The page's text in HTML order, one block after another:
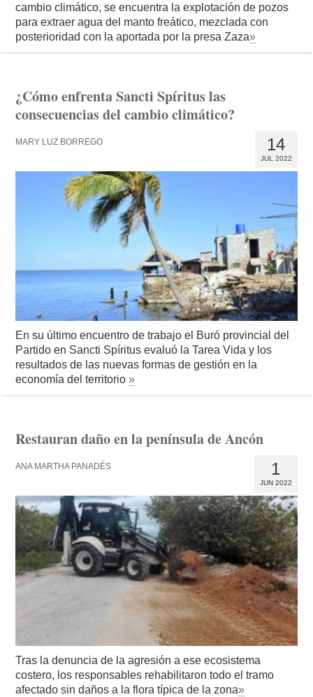
cambio climático, se encuentra la explotación de pozos
para extraer agua del manto freático, mezclada con
posterioridad con la aportada por la presa Zaza»
¿Cómo enfrenta Sancti Spíritus las
consecuencias del cambio climático?
14
JUL 2022
MARY LUZ BORREGO
En su último encuentro de trabajo el Buró provincial del
Partido en Sancti Spíritus evaluó la Tarea Vida y los
resultados de las nuevas formas de gestión en la
economía del territorio»
Restauran daño en la península de Ancón
1
JUN 2022
ANA MARTHA PANADÉS
Tras la denuncia de la agresión a ese ecosistema
costero, los responsables rehabilitaron todo el tramo
afectado sin daños a la flora típica de la zona»